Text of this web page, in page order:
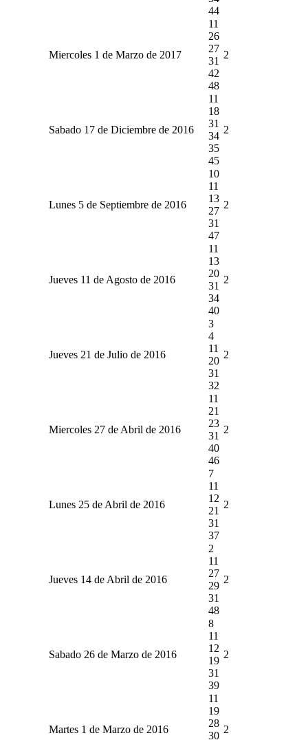
44
Miercoles 1 de Marzo de 2017
11
26
27
31
42
48
2
Sabado 17 de Diciembre de 2016
11
18
31
34
35
45
2
Lunes 5 de Septiembre de 2016
10
11
13
27
31
47
2
Jueves 11 de Agosto de 2016
11
13
20
31
34
40
2
Jueves 21 de Julio de 2016
3
4
11
20
31
32
2
Miercoles 27 de Abril de 2016
11
21
23
31
40
46
2
Lunes 25 de Abril de 2016
7
11
12
21
31
37
2
Jueves 14 de Abril de 2016
2
11
27
29
31
48
2
Sabado 26 de Marzo de 2016
8
11
12
19
31
39
2
Martes 1 de Marzo de 2016
11
19
28
30
2